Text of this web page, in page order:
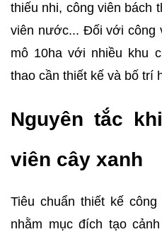
thiếu nhi, công viên bách
viên nước... Đối với công
mô 10ha với nhiều khu
thao cần thiết kế và bố trí
Nguyên tắc
viên cây xanh
Tiêu chuẩn thiết kế
nhằm mục đích tạo